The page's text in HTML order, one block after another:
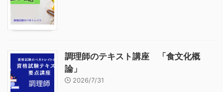
調理師のテキスト講座 「食文化概
論」
2026/7/31